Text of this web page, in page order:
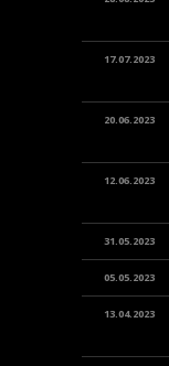
17.07.2023
20.06.2023
12.06.2023
31.05.2023
05.05.2023
13.04.2023